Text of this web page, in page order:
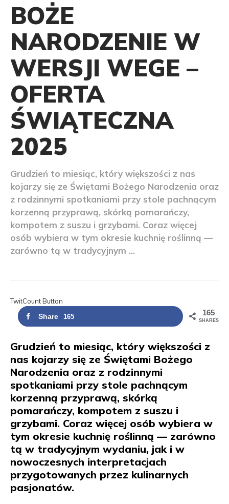
BOŻE
NARODZENIE W
WERSJI WEGE –
OFERTA
ŚWIĄTECZNA
2025
Grudzień to miesiąc, który większości z nas
kojarzy się ze Świętami Bożego Narodzenia oraz
z rodzinnymi spotkaniami przy stole pachnącym
korzenną przyprawą, skórką pomarańczy,
kompotem z suszu i grzybami. Coraz więcej
osób wybiera w tym okresie kuchnię roślinną —
zarówno tą w tradycyjnym ...
TwitCount Button
Share
165 165
SHARES
Grudzień to miesiąc, który większości z
nas kojarzy się ze Świętami Bożego
Narodzenia oraz z rodzinnymi
spotkaniami przy stole pachnącym
korzenną przyprawą, skórką
pomarańczy, kompotem z suszu i
grzybami. Coraz więcej osób wybiera w
tym okresie kuchnię roślinną — zarówno
tą w tradycyjnym wydaniu, jak i w
nowoczesnych interpretacjach
przygotowanych przez kulinarnych
pasjonatów.